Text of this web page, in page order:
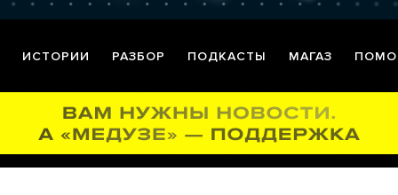
ИСТОРИИ РАЗБОР ПОДКАСТЫ МАГАЗ